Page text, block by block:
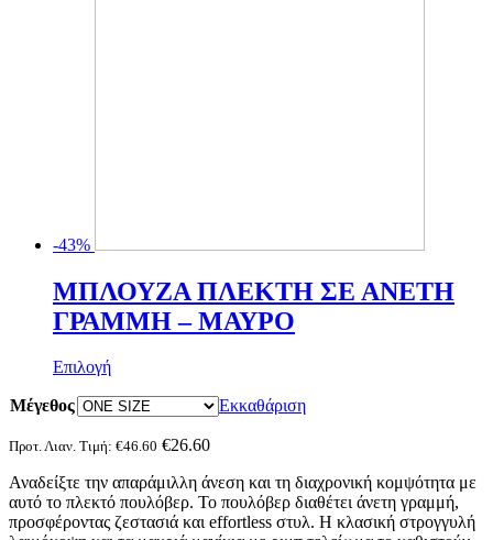
-43%
MΠΛΟΥΖΑ ΠΛΕΚΤΗ ΣΕ ΑΝΕΤΗ
ΓΡΑΜΜΗ – ΜΑΥΡΟ
ΕπιλογήΑυτό
προϊόν
πολλαπλές
Οι
επιλογές
μπορούν
Μέγεθος Εκκαθάριση
Προτ. Λιαν. Τιμή: €46.60 €26.60
Αναδείξτε την απαράμιλλη άνεση και τη διαχρονική κομψότητα με
αυτό το πλεκτό πουλόβερ. Το πουλόβερ διαθέτει άνετη γραμμή,
προσφέροντας ζεστασιά και effortless στυλ. Η κλασική στρογγυλή